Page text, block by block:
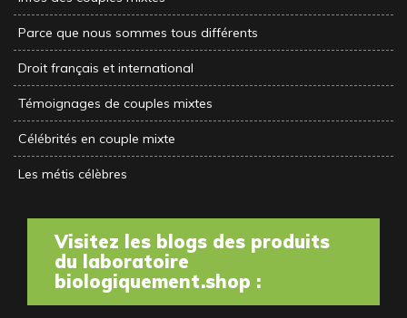
Parce que nous sommes tous différents
Droit français et international
Témoignages de couples mixtes
Célébrités en couple mixte
Les métis célèbres
Visitez les blogs des produits
du laboratoire
biologiquement.shop :